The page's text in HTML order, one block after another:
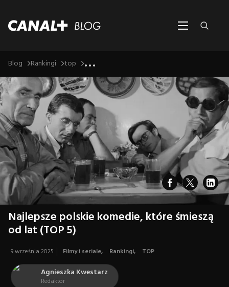
Blog Rankingi top ...
Najlepsze polskie komedie, które śmieszą
od lat (TOP 5)
9 września 2025 Filmy i seriale, Rankingi, TOP
Agnieszka Kwestarz
Redaktor